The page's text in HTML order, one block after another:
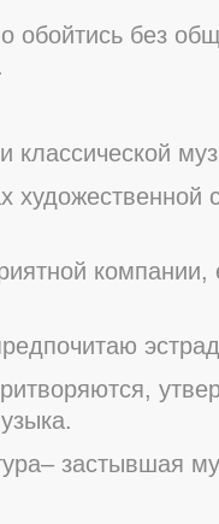
обойтись без
классической
художественной
компании,
застывшая